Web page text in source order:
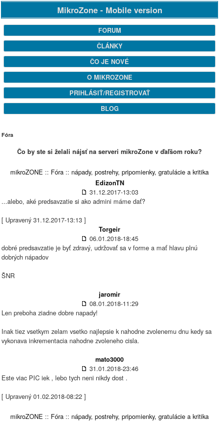
MikroZone - Mobile version
FORUM
ČLÁNKY
ČO JE NOVÉ
O MIKROZONE
PRIHLÁSIŤ/REGISTROVAŤ
BLOG
Fóra
Čo by ste si želali nájsť na serveri mikroZone v ďaľšom roku?
mikroZONE :: Fóra :: nápady, postrehy, pripomienky, gratulácie a kritika
EdizonTN
31.12.2017-13:03
...alebo, aké predsavzatie si ako admini máme dať?
[ Upravený 31.12.2017-13:13 ]
Torgeir
06.01.2018-18:45
dobré predsavzatie je byť zdravý, udržovať sa v forme a mať hlavu plnú
dobrých nápadov
ŠNR
jaromir
08.01.2018-11:29
Len preboha ziadne dobre napady!
Inak tiez vsetkym zelam vsetko najlepsie k nahodne zvolenemu dnu kedy sa
vykonava inkrementacia nahodne zvoleneho cisla.
mato3000
31.01.2018-23:46
Este viac PIC iek , lebo tych neni nikdy dost .
[ Upravený 01.02.2018-08:22 ]
mikroZONE :: Fóra :: nápady, postrehy, pripomienky, gratulácie a kritika